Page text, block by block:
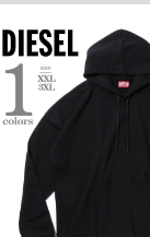
※【ボトムの裾上げをご
裾上げ料金は500円+税と
備考欄に股下●cmとご記
上の品が対象。1本
出荷まで約1週間～20日
尚、裾上げした商品は返
一部、お直しに対応出
いている、極端なデザイ
※商品によって若干の
ンピュータ画面）によ
ください。